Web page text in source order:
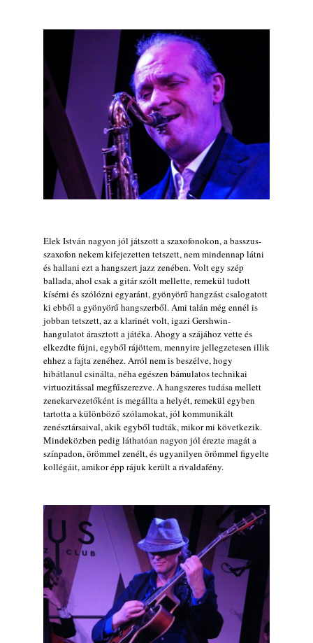
2026. augusztus 02.
Exkluzív interjú Bóna Lászlóval
2026. augusztus 01.
Ma 40 éves Gyarmati Gábor és 54 éves
Florian Ross
2026. augusztus 01.
Magyar jazzmuzsikus szülők és zenész
gyermekeik – 42. rész: Vörös László +
Vörösné Strausz Eszter + Vörös Bence
2026. július 30.
The Next Generation — 11. rész: Horváth
FREE JAZZ ALBUMS 2026 - 134. rész
2026. július 16.
Elek István nagyon jól játszott a szaxofonokon, a basszus-
szaxofon nekem kifejezetten tetszett, nem mindennap látni
és hallani ezt a hangszert jazz zenében. Volt egy szép
ballada, ahol csak a gitár szólt mellette, remekül tudott
kísérni és szólózni egyaránt, gyönyörű hangzást csalogatott
ki ebből a gyönyörű hangszerből. Ami talán még ennél is
jobban tetszett, az a klarinét volt, igazi Gershwin-
hangulatot árasztott a játéka. Ahogy a szájához vette és
elkezdte fújni, egyből rájöttem, mennyire jellegzetesen illik
ehhez a fajta zenéhez. Arról nem is beszélve, hogy
hibátlanul csinálta, néha egészen bámulatos technikai
virtuozitással megfűszerezve. A hangszeres tudása mellett
zenekarvezetőként is megállta a helyét, remekül egyben
tartotta a különböző szólamokat, jól kommunikált
zenésztársaival, akik egyből tudták, mikor mi következik.
Mindeközben pedig láthatóan nagyon jól érezte magát a
színpadon, örömmel zenélt, és ugyanilyen örömmel figyelte
kollégáit, amikor épp rájuk került a rivaldafény.